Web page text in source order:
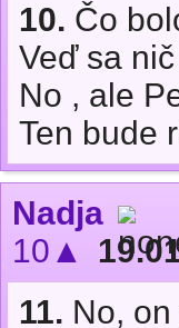
10. Čo
Veď sa
No , ale
Ten bude
Nadja
10▲
11. No,